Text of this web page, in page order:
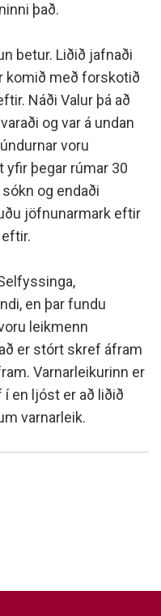
það.
betur. Liðið jafnaði
komið með forskotið
Náði Valur þá að
og var á undan
voru
þegar rúmar 30
og endaði
jöfnunarmark eftir
en þar fundu
leikmenn
er stórt skref áfram
Varnarleikurinn er
en ljóst er að liðið
varnarleik.